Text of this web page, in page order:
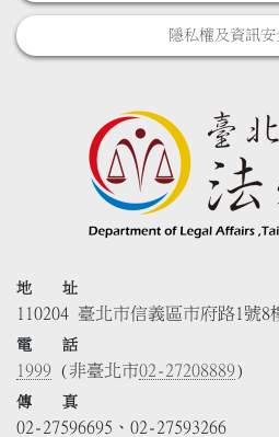
隱私權及資訊
地 址
110204 臺北市信義區市府路1號8
電 話
1999 (非臺北市02-27208889)
傳 真
02-27596695、02-27593266